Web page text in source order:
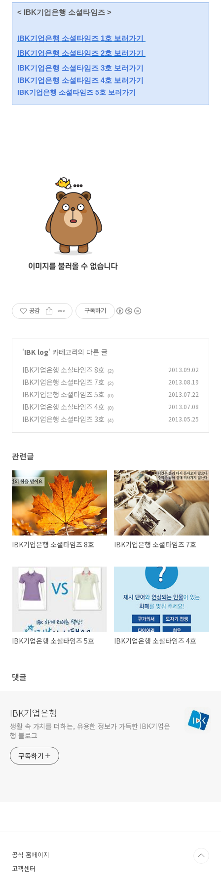
< IBK기업은행 소셜타임즈 >
IBK기업은행 소셜타임즈 1호 보러가기
IBK기업은행 소셜타임즈 2호 보러가기
IBK기업은행 소셜타임즈 3호 보러가기
IBK기업은행 소셜타임즈 4호 보러가기
IBK기업은행 소셜타임즈 5호 보러가기
공감 구독하기
'IBK log' 카테고리의 다른 글
IBK기업은행 소셜타임즈 8호
(2) 2013.09.02
IBK기업은행 소셜타임즈 7호 (2) 2013.08.19
IBK기업은행 소셜타임즈 5호 (0) 2013.07.22
IBK기업은행 소셜타임즈 4호 (0) 2013.07.08
IBK기업은행 소셜타임즈 3호 (4) 2013.05.25
관련글
IBK기업은행 소셜타임즈 8호 IBK기업은행 소셜타임즈 7호
IBK기업은행 소셜타임즈 5호 IBK기업은행 소셜타임즈 4호
댓글
IBK기업은행
생활 속 가치를 더하는, 유용한 정보가 가득한 IBK기업은
행 블로그
구독하기
공식 홈페이지
고객센터